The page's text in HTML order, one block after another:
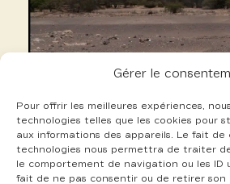
Gérer le
Pour offrir les meilleures expériences,
technologies telles que les cookies pour
aux informations des appareils. Le fait de
technologies nous permettra de traiter
le comportement de navigation ou les ID
fait de ne pas consentir ou de retirer